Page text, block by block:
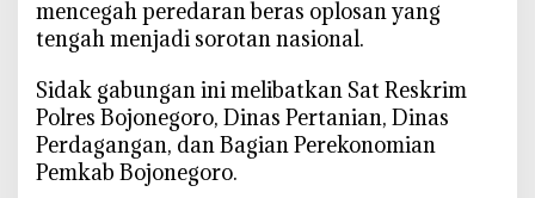
a
s
p
l
o
s
mencegah peredaran beras oplosan yang
tengah menjadi sorotan nasional.
‎Sidak gabungan ini melibatkan Sat Reskrim
Polres Bojonegoro, Dinas Pertanian, Dinas
Perdagangan, dan Bagian Perekonomian
Pemkab Bojonegoro.